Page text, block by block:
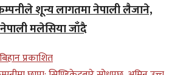
शून्य लागतमा नेपाली लैजाने,
मलेसिया जाँदै
प्रकाशित